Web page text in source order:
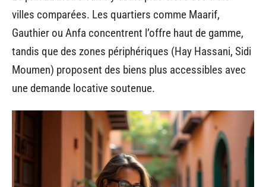
villes comparées. Les quartiers comme Maarif,
Gauthier ou Anfa concentrent l’offre haut de gamme,
tandis que des zones périphériques (Hay Hassani, Sidi
Moumen) proposent des biens plus accessibles avec
une demande locative soutenue.